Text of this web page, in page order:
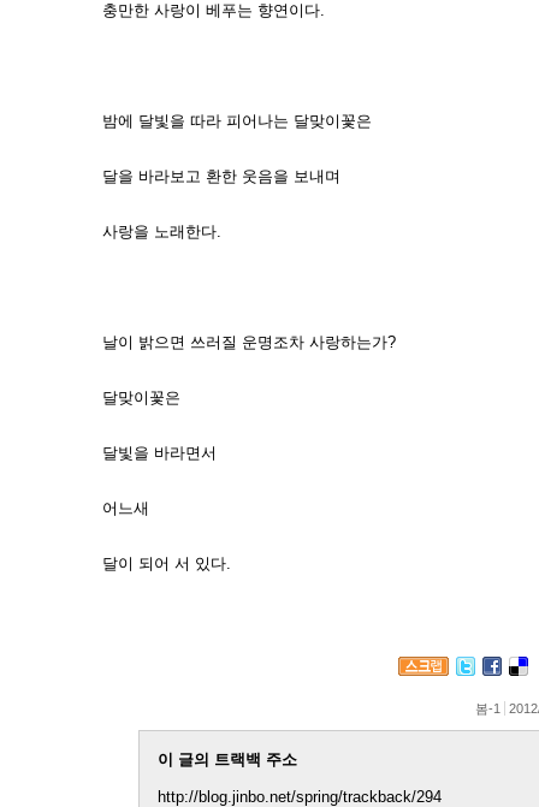
충만한 사랑이 베푸는 향연이다.
밤에 달빛을 따라 피어나는 달맞이꽃은
달을 바라보고 환한 웃음을 보내며
사랑을 노래한다.
날이 밝으면 쓰러질 운명조차 사랑하는가?
달맞이꽃은
달빛을 바라면서
어느새
달이 되어 서 있다.
봄-1
이 글의 트랙백 주소
http://blog.jinbo.net/spring/trackback/294